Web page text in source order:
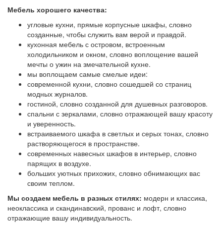
Мебель хорошего качества:
угловые кухни, прямые корпусные шкафы, словно
созданные, чтобы служить вам верой и правдой.
кухонная мебель с островом, встроенным
холодильником и окном, словно воплощение вашей
мечты о ужин на змечательной кухне.
мы воплощаем самые смелые идеи:
современной кухни, словно сошедшей со страниц
модных журналов.
гостиной, словно созданной для душевных разговоров.
спальни с зеркалами, словно отражающей вашу красоту
и уверенность.
встраиваемого шкафа в светлых и серых тонах, словно
растворяющегося в пространстве.
современных навесных шкафов в интерьер, словно
парящих в воздухе.
больших уютных прихожих, словно обнимающих вас
своим теплом.
Мы создаем мебель в разных стилях: модерн и классика,
неоклассика и скандинавский, прованс и лофт, словно
отражающие вашу индивидуальность.